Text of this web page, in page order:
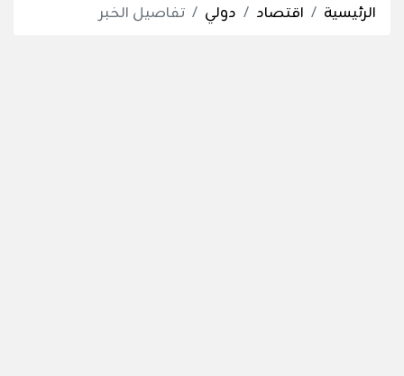
الرئيسية اقتصاد دولي تفاصيل الخبر